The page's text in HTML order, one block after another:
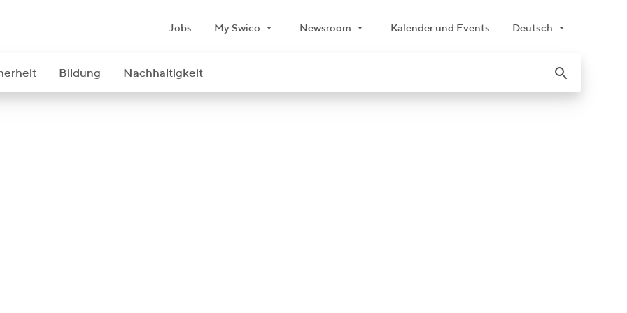
Jobs My Swico Newsroom Kalender und Events Deutsch
Bildung Nachhaltigkeit